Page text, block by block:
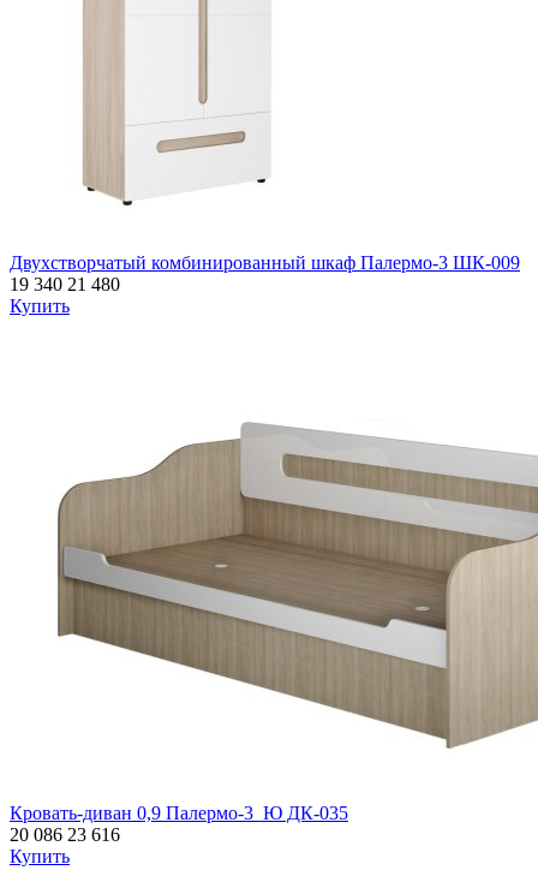
Двухстворчатый комбинированный шкаф Палермо-3 ШК-009
19 340 21 480
Купить
Кровать-диван 0,9 Палермо-3_Ю ДК-035
20 086 23 616
Купить